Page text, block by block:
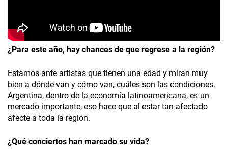
¿Para este año, hay chances de que regrese a la región?
Estamos ante artistas que tienen una edad y miran muy
bien a dónde van y cómo van, cuáles son las condiciones.
Argentina, dentro de la economía latinoamericana, es un
mercado importante, eso hace que al estar tan afectado
afecte a toda la región.
¿Qué conciertos han marcado su vida?